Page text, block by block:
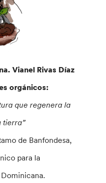
Vianel Rivas Díaz
orgánicos:
que regenera la
tierra”
de Banfondesa,
para la